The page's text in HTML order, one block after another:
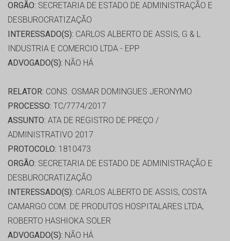
ORGÃO: SECRETARIA DE ESTADO DE ADMINISTRAÇÃO E
DESBUROCRATIZAÇÃO
INTERESSADO(S): CARLOS ALBERTO DE ASSIS, G & L
INDUSTRIA E COMERCIO LTDA - EPP
ADVOGADO(S): NÃO HÁ
RELATOR: CONS. OSMAR DOMINGUES JERONYMO
PROCESSO: TC/7774/2017
ASSUNTO: ATA DE REGISTRO DE PREÇO /
ADMINISTRATIVO 2017
PROTOCOLO: 1810473
ORGÃO: SECRETARIA DE ESTADO DE ADMINISTRAÇÃO E
DESBUROCRATIZAÇÃO
INTERESSADO(S): CARLOS ALBERTO DE ASSIS, COSTA
CAMARGO COM. DE PRODUTOS HOSPITALARES LTDA,
ROBERTO HASHIOKA SOLER
ADVOGADO(S): NÃO HÁ